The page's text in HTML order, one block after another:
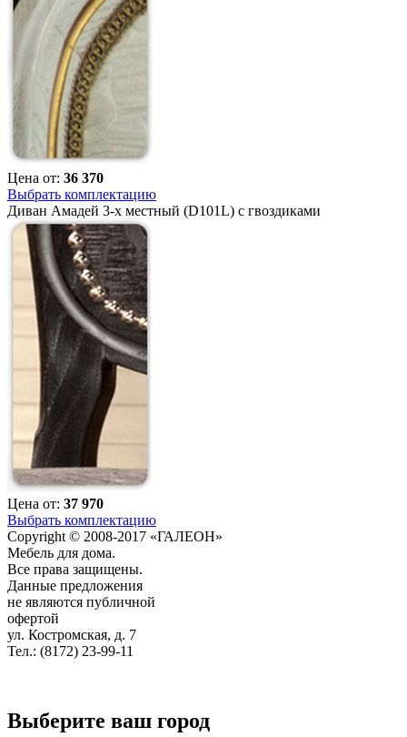
Цена от: 36 370
Выбрать комплектацию
Диван Амадей 3-х местный (D101L) с гвоздиками
Цена от: 37 970
Выбрать комплектацию
Copyright © 2008-2017 «ГАЛЕОН»
Мебель для дома.
Все права защищены.
Данные предложения
не являются публичной
офертой
ул. Костромская, д. 7
Тел.: (8172) 23-99-11
Выберите ваш город